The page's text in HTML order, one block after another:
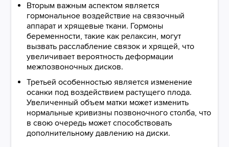
Вторым важным аспектом является
гормональное воздействие на связочный
аппарат и хрящевые ткани. Гормоны
беременности, такие как релаксин, могут
вызвать расслабление связок и хрящей, что
увеличивает вероятность деформации
межпозвоночных дисков.
Третьей особенностью является изменение
осанки под воздействием растущего плода.
Увеличенный объем матки может изменить
нормальные кривизны позвоночного столба, что
в свою очередь может способствовать
дополнительному давлению на диски.